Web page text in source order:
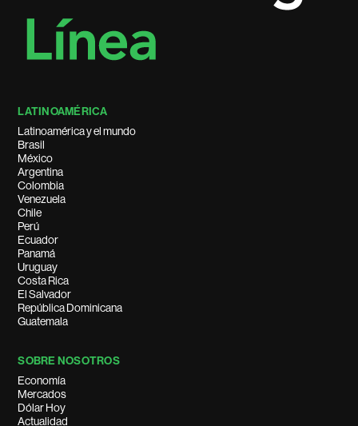
LATINOAMÉRICA
Latinoamérica y el mundo
Brasil
México
Argentina
Colombia
Venezuela
Chile
Perú
Ecuador
Panamá
Uruguay
Costa Rica
El Salvador
República Dominicana
Guatemala
SOBRE NOSOTROS
Economía
Mercados
Dólar Hoy
Actualidad